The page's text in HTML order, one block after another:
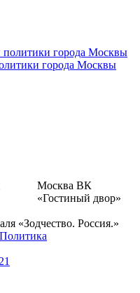
города Москвы
Москва ВК
«Гостиный двор»
«Зодчество. Россия.»
Политика